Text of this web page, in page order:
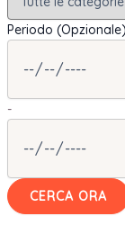
Periodo (Opzionale)
-
CERCA ORA